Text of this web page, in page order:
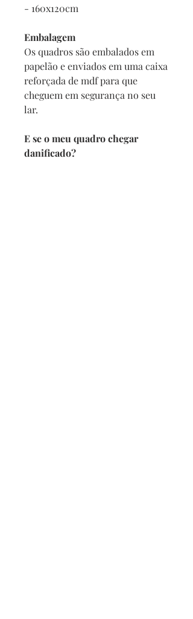
- 160x120cm
Embalagem
Os quadros são embalados em
papelão e enviados em uma caixa
reforçada de mdf para que
cheguem em segurança no seu
lar.
E se o meu quadro chegar
danificado?